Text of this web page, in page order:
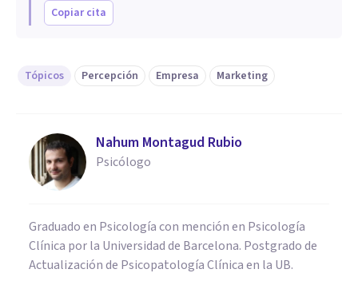
Copiar cita
Tópicos Percepción Empresa Marketing
Nahum Montagud Rubio
Psicólogo
Graduado en Psicología con mención en Psicología
Clínica por la Universidad de Barcelona. Postgrado de
Actualización de Psicopatología Clínica en la UB.